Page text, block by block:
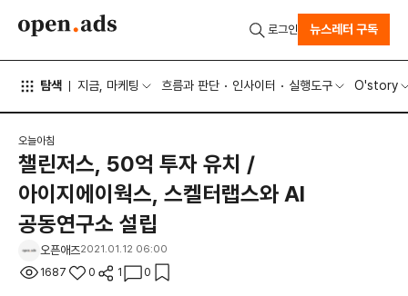
탐색 지금, 마케팅 흐름과 판단 인사이터 실행도구 O'story
로그인 뉴스레터 구독
오늘아침
챌린저스, 50억 투자 유치 /
아이지에이웍스, 스켈터랩스와 AI
공동연구소 설립
오픈애즈2021.01.12 06:00
1687 0 1 0